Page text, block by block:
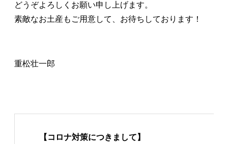
どうぞよろしくお願い申し上げます。
素敵なお土産もご用意して、お待ちしております！
重松壮一郎
【コロナ対策につきまして】